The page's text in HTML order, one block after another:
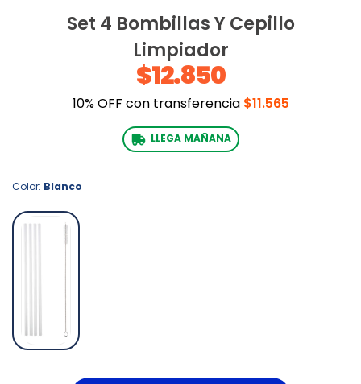
Set 4 Bombillas Y Cepillo
Limpiador
$12.850
10% OFF con transferencia $11.565
LLEGA MAÑANA
Color: Blanco